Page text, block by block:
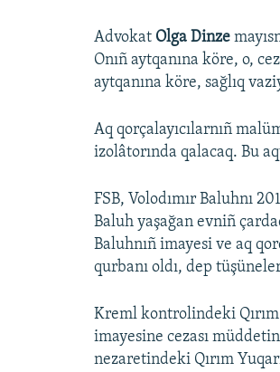
Advokat Olga Dinze
Onıñ aytqanına köre, o,
aytqanına köre, sağlıq
Aq qorçalayıcılarnıñ
izolâtorında qalacaq. Bu
FSB, Volodımır Baluhnı
Baluh yaşağan evniñ
Baluhnıñ imayesi ve aq
qurbanı oldı, dep
Kreml kontrolindeki
imayesine cezası
nezaretindeki Qırım